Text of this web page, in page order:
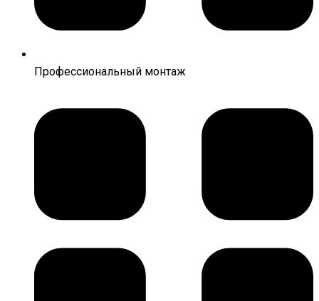
Профессиональный монтаж